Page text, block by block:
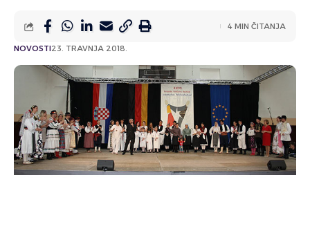
NOVOSTI23. TRAVNJA 2018.
4 MIN ČITANJA